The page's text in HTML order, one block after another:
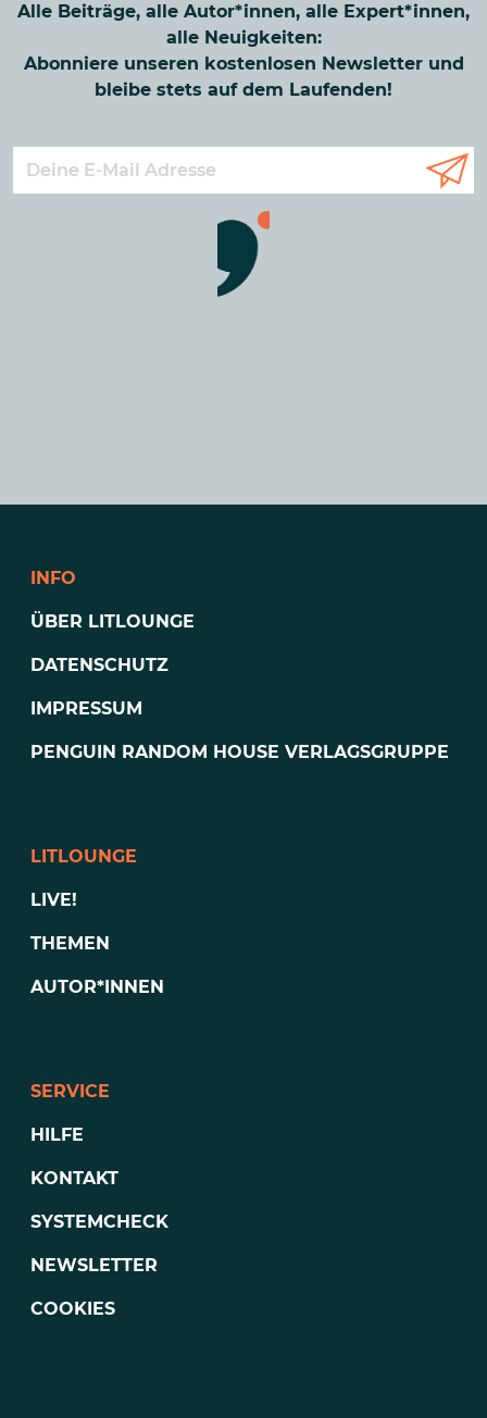
Alle Beiträge, alle Autor*innen, alle Expert*innen,
alle Neuigkeiten:
Abonniere unseren kostenlosen Newsletter und
bleibe stets auf dem Laufenden!
INFO
ÜBER LITLOUNGE
DATENSCHUTZ
IMPRESSUM
PENGUIN RANDOM HOUSE VERLAGSGRUPPE
LITLOUNGE
LIVE!
THEMEN
AUTOR*INNEN
SERVICE
HILFE
KONTAKT
SYSTEMCHECK
NEWSLETTER
COOKIES